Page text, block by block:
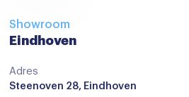
Airbag(s) hoofd voor
Airbag(s) side voor
Airbag bestuurder
Showroom
Eindhoven
Adres
Steenoven 28, Eindhoven